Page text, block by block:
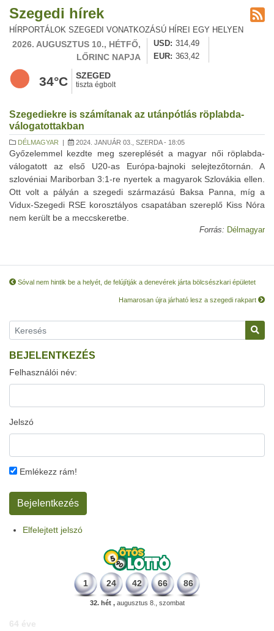
Szegedi hírek
HÍRPORTÁLOK SZEGEDI VONATKOZÁSÚ HÍREI EGY HELYEN
2026. AUGUSZTUS 10., HÉTFŐ,
LŐRINC NAPJA
USD
314,49
EUR
363,42
34°C SZEGED
tiszta égbolt
Szegediekre is számítanak az utánpótlás röplabda-
válogatottakban
DÉLMAGYAR | 2024. JANUÁR 03., SZERDA - 18:05
Győzelemmel kezdte meg szereplését a magyar női röplabda-
válogatott az első U20-as Európa-bajnoki selejtezőtornán. A
szlovéniai Mariborban 3:1-re nyertek a magyarok Szlovákia ellen.
Ott volt a pályán a szegedi származású Baksa Panna, míg a
Vidux-Szegedi RSE korosztályos csapatában szereplő Kiss Nóra
nem került be a meccskeretbe.
Forrás: Délmagyar
Sóval nem hintik be a helyét, de felújítják a denevérek járta bölcsészkari épületet
Hamarosan újra járható lesz a szegedi rakpart
BEJELENTKEZÉS
Felhasználói név:
Jelszó
Emlékezz rám!
Elfelejtett jelszó
1 24 42 66 86
32. hét ,augusztus 8., szombat
64 éve